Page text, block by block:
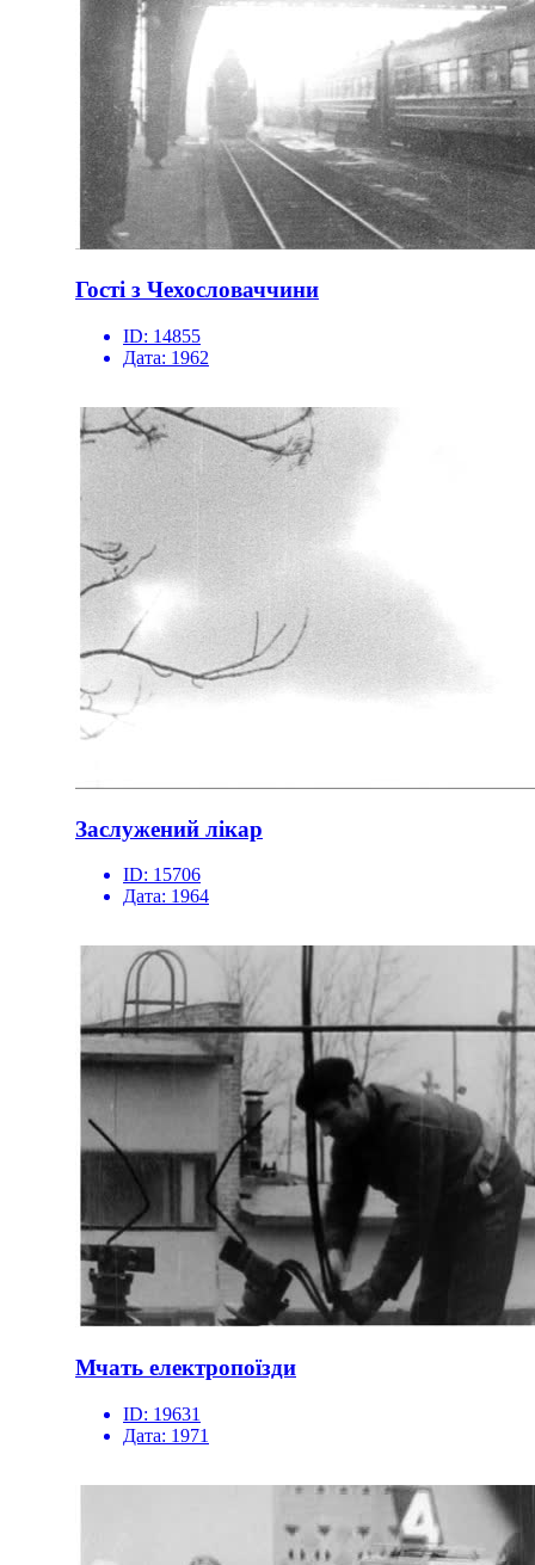
Гості з Чехословаччини
ID: 14855
Дата: 1962
Заслужений лікар
ID: 15706
Дата: 1964
Мчать електропоїзди
ID: 19631
Дата: 1971